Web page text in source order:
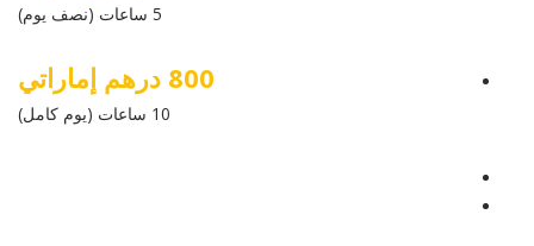
5 ساعات (نصف يوم)
800 درهم إماراتي
10 ساعات (يوم كامل)